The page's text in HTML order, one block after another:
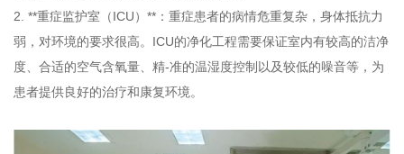
2. **重症监护室（ICU）**：重症患者的病情危重复杂，身体抵抗力
弱，对环境的要求很高。ICU的净化工程需要保证室内有较高的洁净
度、合适的空气含氧量、精-准的温湿度控制以及较低的噪音等，为
患者提供良好的治疗和康复环境。